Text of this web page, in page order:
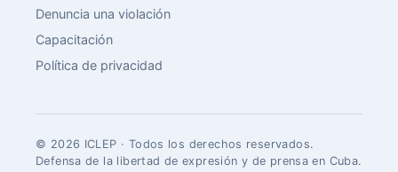
Denuncia una violación
Capacitación
Política de privacidad
© 2026 ICLEP · Todos los derechos reservados.
Defensa de la libertad de expresión y de prensa en Cuba.